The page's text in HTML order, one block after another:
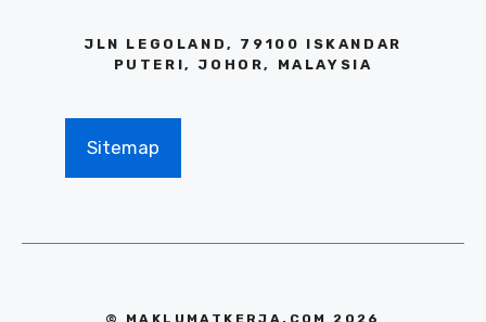
JLN LEGOLAND, 79100 ISKANDAR
PUTERI, JOHOR, MALAYSIA
Sitemap
© MAKLUMATKERJA.COM 2026